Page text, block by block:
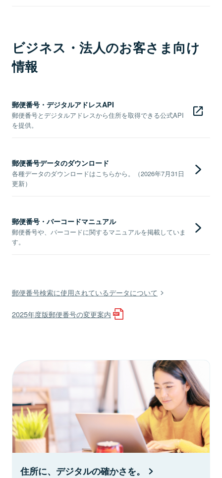
ビジネス・法人のお客さま向け
情報
郵便番号・デジタルアドレスAPI
郵便番号とデジタルアドレスから住所を取得できる公式API
を提供。
郵便番号データのダウンロード
各種データのダウンロードはこちらから。（2026年7月31日
更新）
郵便番号・バーコードマニュアル
郵便番号や、バーコードに関するマニュアルを掲載していま
す。
郵便番号検索に使用されているデータについて
2025年度版郵便番号の変更案内
住所に、デジタルの確かさを。